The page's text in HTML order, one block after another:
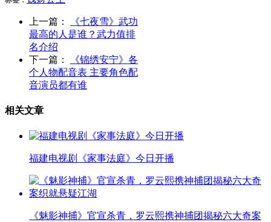
上一篇：
《七夜雪》武功
最高的人是谁？武力值排
名介绍
下一篇：
《锦绣安宁》各
个人物配音表 主要角色配
音演员都有谁
相关文章
福建电视剧《家事法庭》今日开播
《魅影神捕》官宣杀青，罗云熙携神捕团揭秘六大奇案